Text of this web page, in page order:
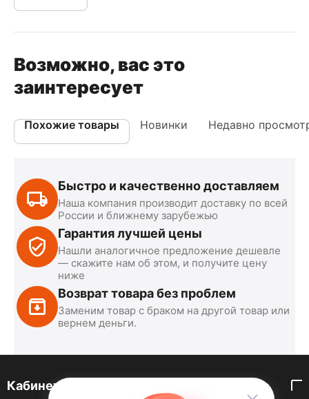
Возможно, вас это
заинтересует
Похожие товары Новинки Недавно
Быстро и качественно доставляем
Наша компания производит доставку по всей
России и ближнему зарубежью
Гарантия лучшей цены
Нашли аналогичное предложение дешевле
— скажите нам об этом, и получите цену
ниже
Возврат товара без проблем
Заменим товар с браком на другой товар или
вернем деньги.
Кабинет покупателя